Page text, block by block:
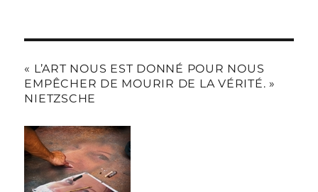
« L’ART NOUS EST DONNÉ POUR NOUS
EMPÊCHER DE MOURIR DE LA VÉRITÉ. »
NIETZSCHE